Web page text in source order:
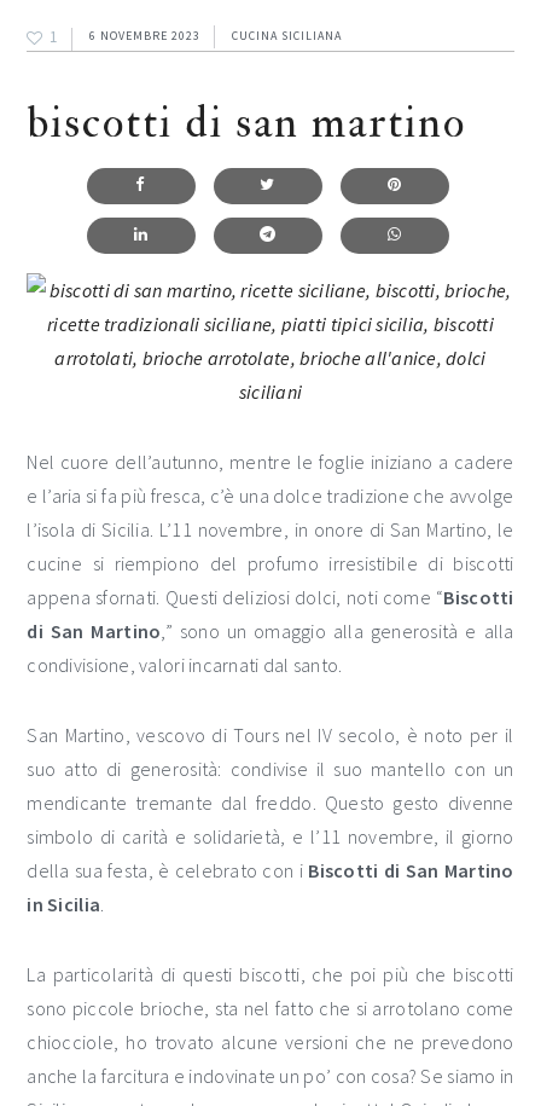
1 6 NOVEMBRE 2023 CUCINA SICILIANA
biscotti di san martino
Nel cuore dell’autunno, mentre le foglie iniziano a cadere
e l’aria si fa più fresca, c’è una dolce tradizione che avvolge
l’isola di Sicilia. L’11 novembre, in onore di San Martino, le
cucine si riempiono del profumo irresistibile di biscotti
appena sfornati. Questi deliziosi dolci, noti come “Biscotti
di San Martino,” sono un omaggio alla generosità e alla
condivisione, valori incarnati dal santo.
San Martino, vescovo di Tours nel IV secolo, è noto per il
suo atto di generosità: condivise il suo mantello con un
mendicante tremante dal freddo. Questo gesto divenne
simbolo di carità e solidarietà, e l’11 novembre, il giorno
della sua festa, è celebrato con i Biscotti di San Martino
in Sicilia.
La particolarità di questi biscotti, che poi più che biscotti
sono piccole brioche, sta nel fatto che si arrotolano come
chiocciole, ho trovato alcune versioni che ne prevedono
anche la farcitura e indovinate un po’ con cosa? Se siamo in